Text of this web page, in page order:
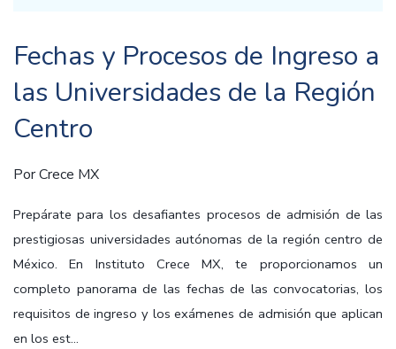
Fechas y Procesos de Ingreso a
las Universidades de la Región
Centro
PorCrece MX
Prepárate para los desafiantes procesos de admisión de las
prestigiosas universidades autónomas de la región centro de
México. En Instituto Crece MX, te proporcionamos un
completo panorama de las fechas de las convocatorias, los
requisitos de ingreso y los exámenes de admisión que aplican
en los est...